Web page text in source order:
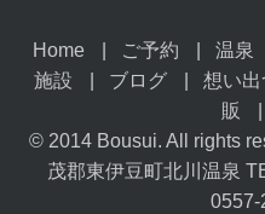
Home ご予約 温泉
施設
ブログ 想い出
販
© 2014 Bousui. All rights
茂郡東伊豆町北川温泉
0557-